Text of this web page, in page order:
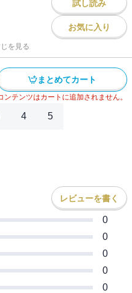
試し読み
お気に入り
を見る
まとめてカート
テンツはカートに追加されません。
4 5
レビューを書く
0
0
0
0
0